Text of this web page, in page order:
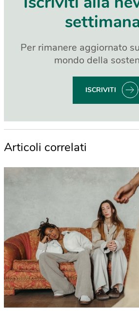
Per rimanere aggiornato
mondo della
ISCRIVITI
Articoli correlati